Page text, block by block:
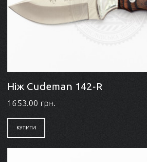
Ніж Cudeman 142-R
1653.00 грн.
КУПИТИ